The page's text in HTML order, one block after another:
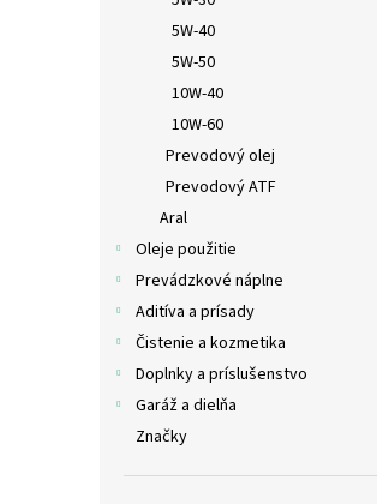
5W-40
5W-50
10W-40
10W-60
Prevodový olej
Prevodový ATF
Aral
Oleje použitie
Prevádzkové náplne
Aditíva a prísady
Čistenie a kozmetika
Doplnky a príslušenstvo
Garáž a dielňa
Značky